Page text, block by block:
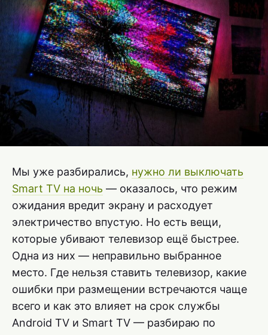
Мы уже разбирались, нужно ли выключать
Smart TV на ночь — оказалось, что режим
ожидания вредит экрану и расходует
электричество впустую. Но есть вещи,
которые убивают телевизор ещё быстрее.
Одна из них — неправильно выбранное
место. Где нельзя ставить телевизор, какие
ошибки при размещении встречаются чаще
всего и как это влияет на срок службы
Android TV и Smart TV — разбираю по